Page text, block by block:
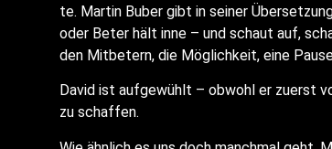
te. Mar­tin Buber gibt in sei­ner
oder Beter hält inne – und schaut auf,
den Mit­be­tern, die Mög­lich­keit, eine
David ist auf­ge­wühlt – obwohl er zuerst
zu schaffen.